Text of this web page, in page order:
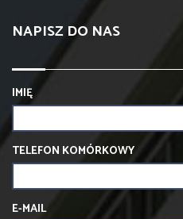
NAPISZ DO NAS
IMIĘ
TELEFON KOMÓRKOWY
E-MAIL